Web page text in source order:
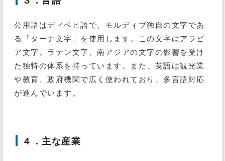
公用語はディベヒ語で、モルディブ独自の文字であ
る「ターナ文字」を使用します。この文字はアラビ
ア文字、ラテン文字、南アジアの文字の影響を受け
た独特の体系を持っています。また、英語は観光業
や教育、政府機関で広く使われており、多言語対応
が進んでいます。
４．主な産業